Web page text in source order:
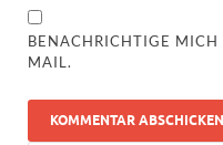
BENACHRICHTIGE MICH
MAIL.